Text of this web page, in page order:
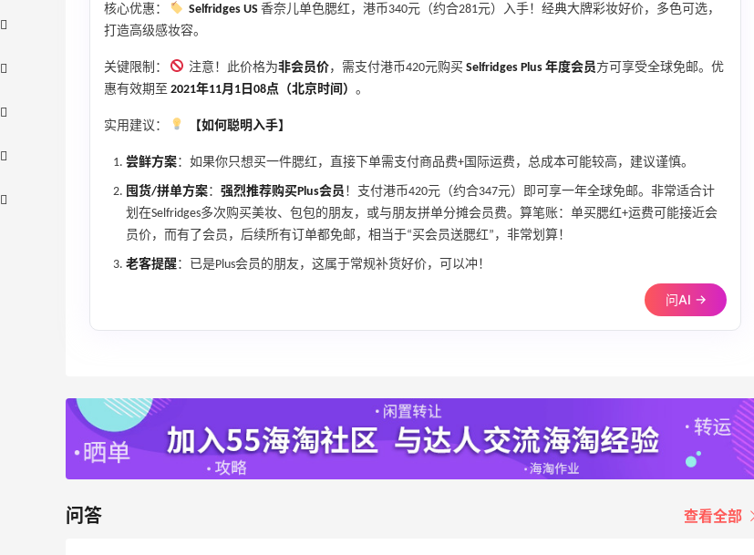
核心优惠： Selfridges US 香奈儿单色腮红，港币340元（约合281元）入手！经典大牌彩妆好价，多色可选，
打造高级感妆容。
关键限制： 注意！此价格为非会员价，需支付港币420元购买 Selfridges Plus 年度会员方可享受全球免邮。优
惠有效期至 2021年11月1日08点（北京时间） 。
实用建议： 【如何聪明入手】
尝鲜方案：如果你只想买一件腮红，直接下单需支付商品费+国际运费，总成本可能较高，建议谨慎。
囤货/拼单方案： 强烈推荐购买Plus会员 ！支付港币420元（约合347元）即可享一年全球免邮。非常适合计
划在Selfridges多次购买美妆、包包的朋友，或与朋友拼单分摊会员费。算笔账：单买腮红+运费可能接近会
员价，而有了会员，后续所有订单都免邮，相当于“买会员送腮红”，非常划算！
老客提醒：已是Plus会员的朋友，这属于常规补货好价，可以冲！
问AI →
问答 查看全部
iHerb ：88全球好物节！选购日常保健、
健身补剂、护肤洗护等
无门槛7.5折
8天15小时
Suit Negozi：夏季大促！DVN 麂皮运动鞋
4天12小时
Columbia Sportswear：夏季大促！哥伦
比亚运动热卖
低至6折
Bloomingdales：美妆大促！入手 Dior、